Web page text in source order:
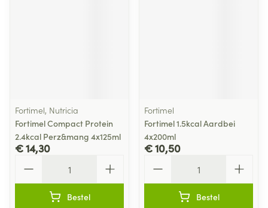
Fortimel, Nutricia
Fortimel Compact Protein
2.4kcal Perz&mang 4x125ml
€ 14,30
Bestel
Fortimel
Fortimel 1.5kcal Aardbei
4x200ml
€ 10,50
Bestel